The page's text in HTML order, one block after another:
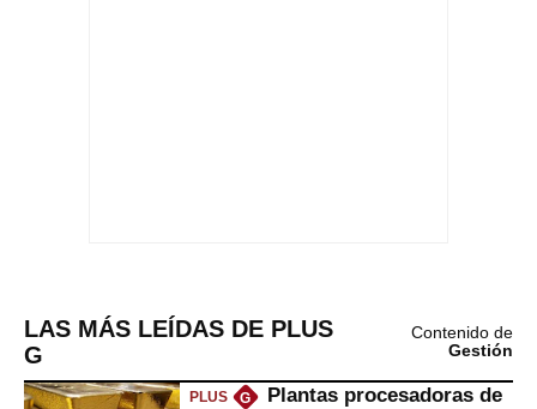
LAS MÁS LEÍDAS DE PLUS
G
Contenido de
Gestión
PLUS G
Plantas procesadoras de